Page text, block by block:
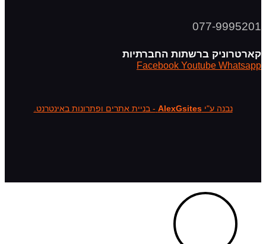
077-9995201
קארטרוניק ברשתות החברתיות
Facebook Youtube Whatsapp
נבנה ע"יAlexGsites - בניית אתרים ופתרונות באינטרנט.